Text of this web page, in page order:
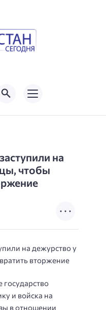
на
чтобы
государство
и войска на
в отношении